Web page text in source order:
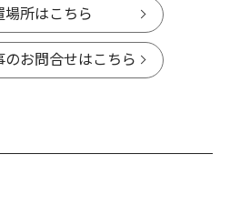
場所はこちら
のお問合せはこちら